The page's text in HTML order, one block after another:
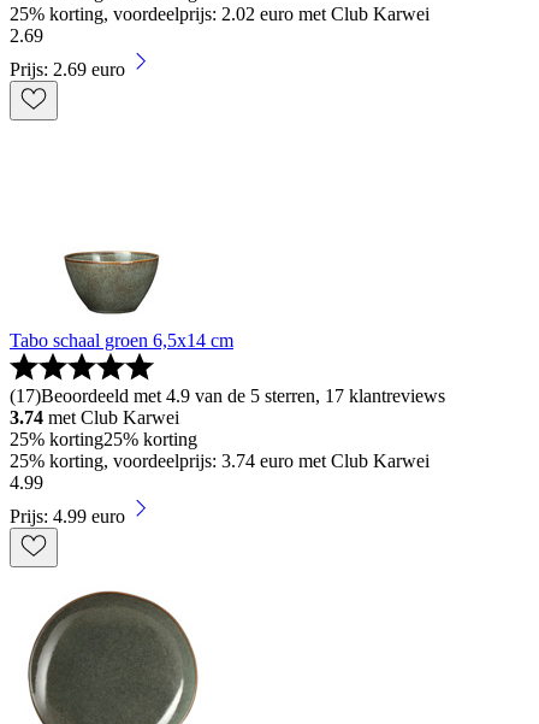
25% korting, voordeelprijs: 2.02 euro met Club Karwei
2.69
Prijs: 2.69 euro
Tabo schaal groen 6,5x14 cm
(17)Beoordeeld met 4.9 van de 5 sterren, 17 klantreviews
3.74 met Club Karwei
25% korting25% korting
25% korting, voordeelprijs: 3.74 euro met Club Karwei
4.99
Prijs: 4.99 euro